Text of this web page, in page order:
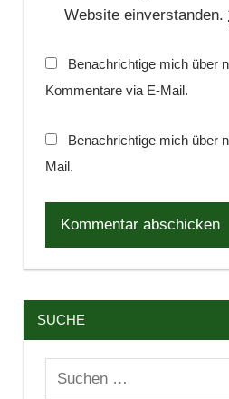
Website einverstanden.
Benachrichtige mich über
Kommentare via E-Mail.
Benachrichtige mich über
Mail.
SUCHE
Suchen